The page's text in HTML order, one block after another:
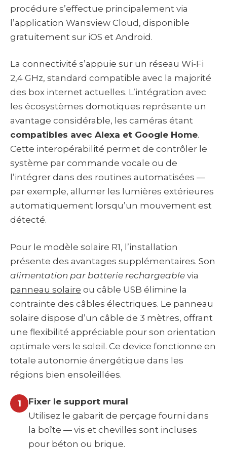
procédure s’effectue principalement via
l’application Wansview Cloud, disponible
gratuitement sur iOS et Android.
La connectivité s’appuie sur un réseau Wi-Fi
2,4 GHz, standard compatible avec la majorité
des box internet actuelles. L’intégration avec
les écosystèmes domotiques représente un
avantage considérable, les caméras étant
compatibles avec Alexa et Google Home.
Cette interopérabilité permet de contrôler le
système par commande vocale ou de
l’intégrer dans des routines automatisées —
par exemple, allumer les lumières extérieures
automatiquement lorsqu’un mouvement est
détecté.
Pour le modèle solaire R1, l’installation
présente des avantages supplémentaires. Son
alimentation par batterie rechargeable via
panneau solaire ou câble USB élimine la
contrainte des câbles électriques. Le panneau
solaire dispose d’un câble de 3 mètres, offrant
une flexibilité appréciable pour son orientation
optimale vers le soleil. Ce device fonctionne en
totale autonomie énergétique dans les
régions bien ensoleillées.
1
Fixer le support mural
Utilisez le gabarit de perçage fourni dans
la boîte — vis et chevilles sont incluses
pour béton ou brique.